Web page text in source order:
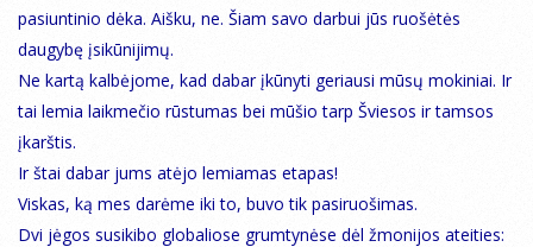
pasiuntinio dėka. Aišku, ne. Šiam savo darbui jūs ruošėtės
daugybę įsikūnijimų.
Ne kartą kalbėjome, kad dabar įkūnyti geriausi mūsų mokiniai. Ir
tai lemia laikmečio rūstumas bei mūšio tarp Šviesos ir tamsos
įkarštis.
Ir štai dabar jums atėjo lemiamas etapas!
Viskas, ką mes darėme iki to, buvo tik pasiruošimas.
Dvi jėgos susikibo globaliose grumtynėse dėl žmonijos ateities: